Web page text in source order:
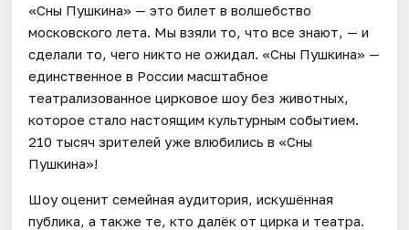
«Сны Пушкина» — это билет в волшебство
московского лета. Мы взяли то, что все знают, — и
сделали то, чего никто не ожидал. «Сны Пушкина» —
единственное в России масштабное
театрализованное цирковое шоу без животных,
которое стало настоящим культурным событием.
210 тысяч зрителей уже влюбились в «Сны
Пушкина»!
Шоу оценит семейная аудитория, искушённая
публика, а также те, кто далёк от цирка и театра.